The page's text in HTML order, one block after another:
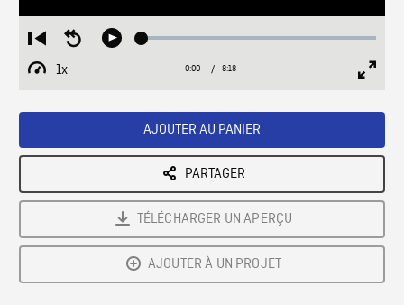
Restart
from
beginning
Seek
Play Loaded:
1x
Playback
Current
0:00 / Duration
8:18
AJOUTER AU PANIER
PARTAGER
TÉLÉCHARGER UN APERÇU
AJOUTER À UN PROJET